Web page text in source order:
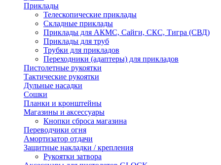
Приклады
Телескопические приклады
Складные приклады
Приклады для АКМС, Сайги, СКС, Тигра (СВД)
Приклады для труб
Трубки для прикладов
Переходники (адаптеры) для прикладов
Пистолетные рукоятки
Тактические рукоятки
Дульные насадки
Сошки
Планки и кронштейны
Магазины и аксессуары
Кнопки сброса магазина
Переводчики огня
Амортизатор отдачи
Защитные накладки / крепления
Рукоятки затвора